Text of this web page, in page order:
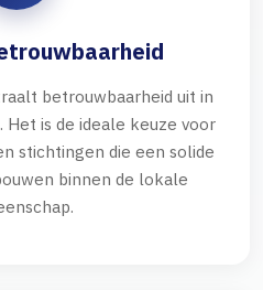
betrouwbaarheid uit in
Het is de ideale keuze voor
stichtingen die een solide
binnen de lokale